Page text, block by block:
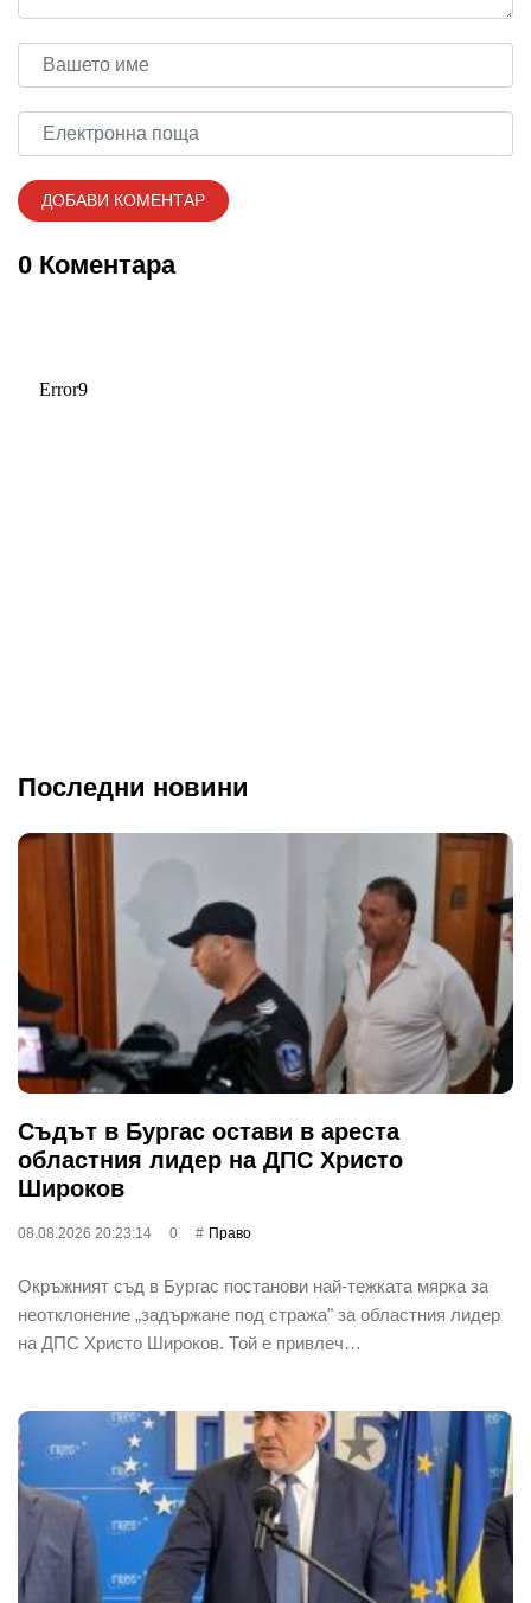
0 Коментара
Последни новини
Съдът в Бургас остави в ареста
областния лидер на ДПС Христо
Широков
08.08.2026 20:23:14 0 Право
Окръжният съд в Бургас постанови най-тежката мярка за
неотклонение „задържане под стража" за областния лидер
на ДПС Христо Широков. Той е привлеч…